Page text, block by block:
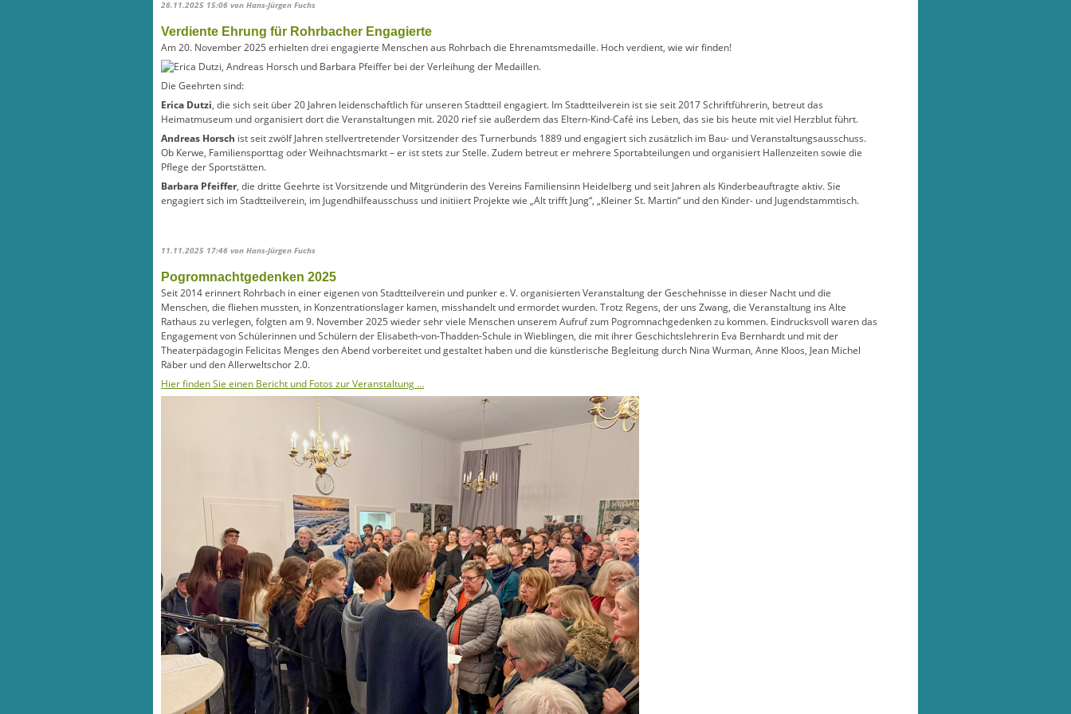
26.11.2025 15:06 von Hans-Jürgen Fuchs
Verdiente Ehrung für Rohrbacher Engagierte
Am 20. November 2025 erhielten drei engagierte Menschen aus Rohrbach die Ehrenamtsmedaille. Hoch verdient, wie wir finden!
Die Geehrten sind:
Erica Dutzi, die sich seit über 20 Jahren leidenschaftlich für unseren Stadtteil engagiert. Im Stadtteilverein ist sie seit 2017 Schriftführerin, betreut das
Heimatmuseum und organisiert dort die Veranstaltungen mit. 2020 rief sie außerdem das Eltern-Kind-Café ins Leben, das sie bis heute mit viel Herzblut führt.
Andreas Horsch ist seit zwölf Jahren stellvertretender Vorsitzender des Turnerbunds 1889 und engagiert sich zusätzlich im Bau- und Veranstaltungsausschuss.
Ob Kerwe, Familiensporttag oder Weihnachtsmarkt – er ist stets zur Stelle. Zudem betreut er mehrere Sportabteilungen und organisiert Hallenzeiten sowie die
Pflege der Sportstätten.
Barbara Pfeiffer, die dritte Geehrte ist Vorsitzende und Mitgründerin des Vereins Familiensinn Heidelberg und seit Jahren als Kinderbeauftragte aktiv. Sie
engagiert sich im Stadtteilverein, im Jugendhilfeausschuss und initiiert Projekte wie „Alt trifft Jung“, „Kleiner St. Martin“ und den Kinder- und Jugendstammtisch.
11.11.2025 17:46 von Hans-Jürgen Fuchs
Pogromnachtgedenken 2025
Seit 2014 erinnert Rohrbach in einer eigenen von Stadtteilverein und punker e. V. organisierten Veranstaltung der Geschehnisse in dieser Nacht und die
Menschen, die fliehen mussten, in Konzentrationslager kamen, misshandelt und ermordet wurden. Trotz Regens, der uns Zwang, die Veranstaltung ins Alte
Rathaus zu verlegen, folgten am 9. November 2025 wieder sehr viele Menschen unserem Aufruf zum Pogromnachgedenken zu kommen. Eindrucksvoll waren das
Engagement von Schülerinnen und Schülern der Elisabeth-von-Thadden-Schule in Wieblingen, die mit ihrer Geschichtslehrerin Eva Bernhardt und mit der
Theaterpädagogin Felicitas Menges den Abend vorbereitet und gestaltet haben und die künstlerische Begleitung durch Nina Wurman, Anne Kloos, Jean Michel
Räber und den Allerweltschor 2.0.
Hier finden Sie einen Bericht und Fotos zur Veranstaltung …